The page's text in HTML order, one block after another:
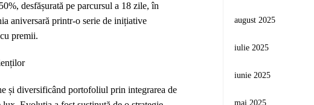
desfășurată pe parcursul a 18 zile, în
aniversară printr-o serie de inițiative
premii.
și diversificând portofoliul prin integrarea de
august 2025
iulie 2025
iunie 2025
mai 2025